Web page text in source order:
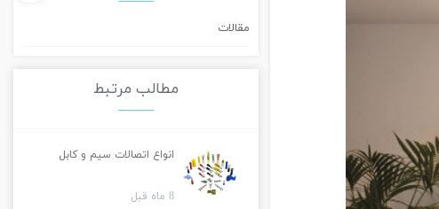
مقالات
مطالب مرتبط
انواع اتصالات سیم و کابل
8 ماه قبل